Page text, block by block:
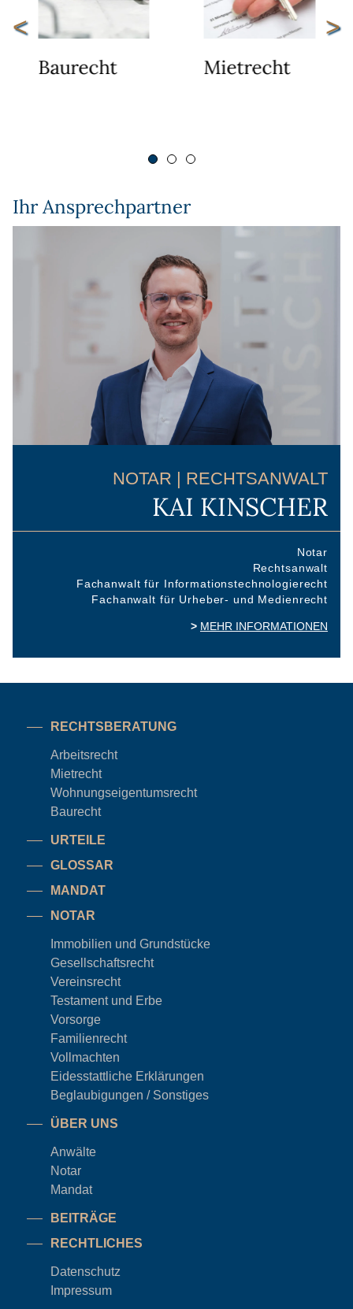
< >
Baurecht Mietrecht
Ihr Ansprechpartner
NOTAR | RECHTSANWALT
KAI KINSCHER
Notar
Rechtsanwalt
Fachanwalt für Informationstechnologierecht
Fachanwalt für Urheber- und Medienrecht
MEHR INFORMATIONEN
RECHTSBERATUNG
Arbeitsrecht
Mietrecht
Wohnungseigentumsrecht
Baurecht
URTEILE
GLOSSAR
MANDAT
NOTAR
Immobilien und Grundstücke
Gesellschaftsrecht
Vereinsrecht
Testament und Erbe
Vorsorge
Familienrecht
Vollmachten
Eidesstattliche Erklärungen
Beglaubigungen / Sonstiges
ÜBER UNS
Anwälte
Notar
Mandat
BEITRÄGE
RECHTLICHES
Datenschutz
Impressum